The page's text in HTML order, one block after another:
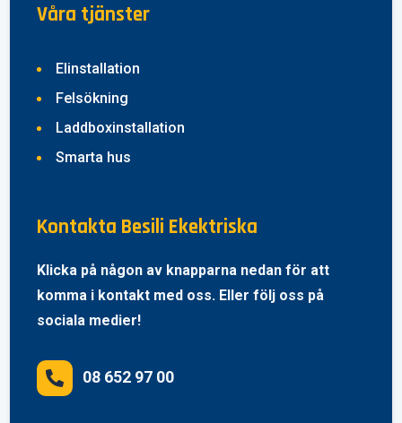
Våra tjänster
Elinstallation
Felsökning
Laddboxinstallation
Smarta hus
Kontakta Besili Ekektriska
Klicka på någon av knapparna nedan för att
komma i kontakt med oss. Eller följ oss på
sociala medier!
 08 652 97 00